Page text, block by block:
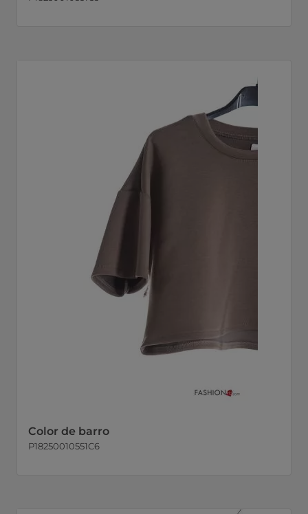
Color de barro
P18250010551C6